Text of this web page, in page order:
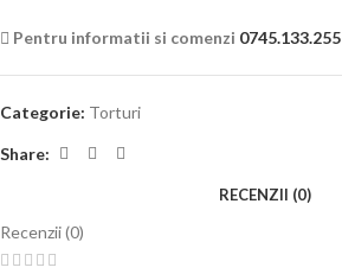
Pentru informatii si comenzi 0745.133.255
Categorie: Torturi
Share:
RECENZII (0)
Recenzii (0)